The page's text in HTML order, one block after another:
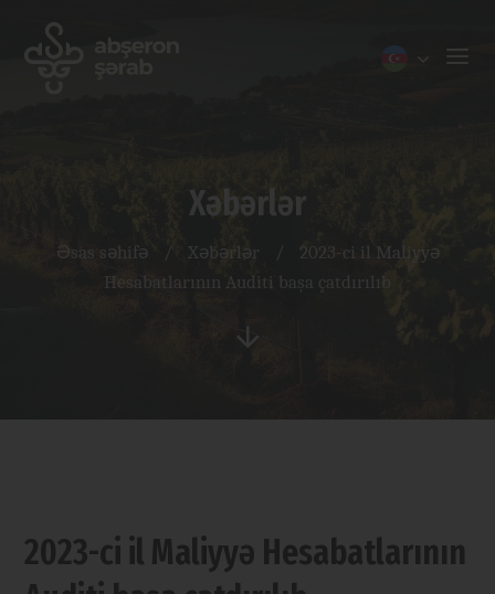
Xəbərlər
Əsas səhifə / Xəbərlər /
2023-ci il Maliyyə
Hesabatlarının Auditi başa çatdırılıb
2023-ci il Maliyyə Hesabatlarının